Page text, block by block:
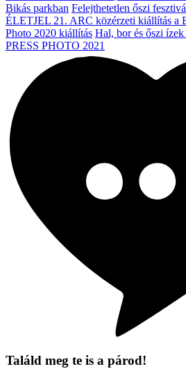
Bikás parkban Felejthetetlen őszi
ÉLETJEL 21. ARC közérzeti kiállítás a
Photo 2020 kiállítás Hal, bor és őszi
PRESS PHOTO 2021
Találd meg te is a párod!